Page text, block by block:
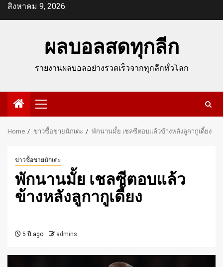
Skipสิงหาคม 9, 2026
ผลบอลสดทุกลีก
รายงานผลบอลอย่างรวดเร็วจากทุกลีกทั่วโลก
Primary
Menu
Home ข่าวซื้อขายนักเตะ พักนานมั้ย เชลซีตอบแล้วข้างหลังลูกากูเดี้ยง
ข่าวซื้อขายนักเตะ
พักนานมั้ย เชลซีตอบแล้ว
ข้างหลังลูกากูเดี้ยง
5 ปี ago admins